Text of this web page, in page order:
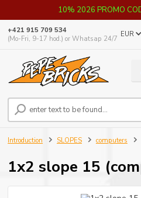
10% 2026 PROMO
EUR
+421 915 709 534
(Mo-Fri, 9-17 hod.) or Whatsap 24/7
Introduction SLOPES computers
1x2 slope 15